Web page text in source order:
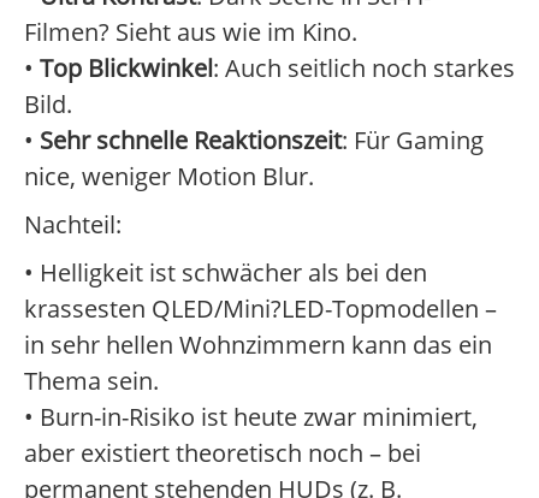
Filmen? Sieht aus wie im Kino.
• Top Blickwinkel: Auch seitlich noch starkes
Bild.
• Sehr schnelle Reaktionszeit: Für Gaming
nice, weniger Motion Blur.
Nachteil:
• Helligkeit ist schwächer als bei den
krassesten QLED/Mini?LED-Topmodellen –
in sehr hellen Wohnzimmern kann das ein
Thema sein.
• Burn-in-Risiko ist heute zwar minimiert,
aber existiert theoretisch noch – bei
permanent stehenden HUDs (z. B.